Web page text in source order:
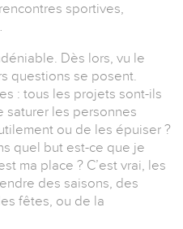
sportives,
Dès lors, vu le
questions se posent.
: tous les projets sont-ils
saturer les personnes
ou de les épuiser ?
quel but est-ce que je
ma place ? C’est vrai, les
des saisons, des
fêtes, ou de la